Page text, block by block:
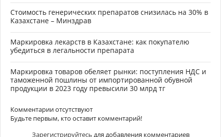
Стоимость генерических препаратов снизилась на 30% в
Казахстане – Минздрав
Маркировка лекарств в Казахстане: как покупателю
убедиться в легальности препарата
Маркировка товаров обеляет рынки: поступления НДС и
таможенной пошлины от импортированной обувной
продукции в 2023 году превысили 30 млрд тг
Комментарии отсутствуют
Будьте первым, кто оставит комментарий!
Зарегистрируйтесь для добавления комментариев